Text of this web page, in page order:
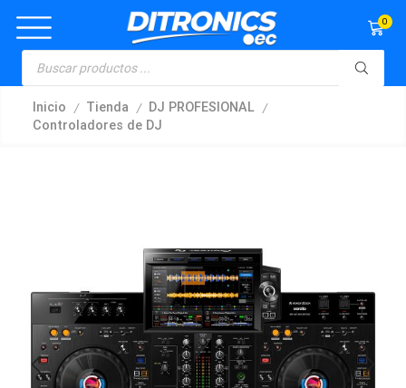
0
Inicio / Tienda / DJ PROFESIONAL /
Controladores de DJ